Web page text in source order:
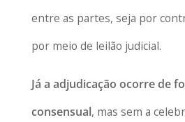
entre as partes, seja por
por meio de leilão judicial.
Já a adjudicação ocorre de
consensual, mas sem a